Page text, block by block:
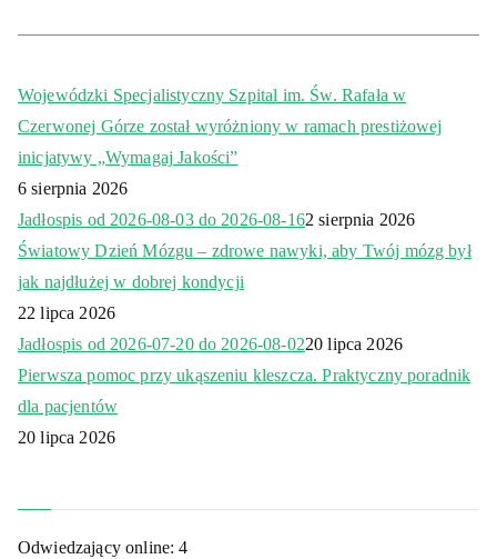
Wojewódzki Specjalistyczny Szpital im. Św. Rafała w
Czerwonej Górze został wyróżniony w ramach prestiżowej
inicjatywy „Wymagaj Jakości”
6 sierpnia 2026
Jadłospis od 2026-08-03 do 2026-08-162 sierpnia 2026
Światowy Dzień Mózgu – zdrowe nawyki, aby Twój mózg był
jak najdłużej w dobrej kondycji
22 lipca 2026
Jadłospis od 2026-07-20 do 2026-08-0220 lipca 2026
Pierwsza pomoc przy ukąszeniu kleszcza. Praktyczny poradnik
dla pacjentów
20 lipca 2026
Odwiedzający online:4